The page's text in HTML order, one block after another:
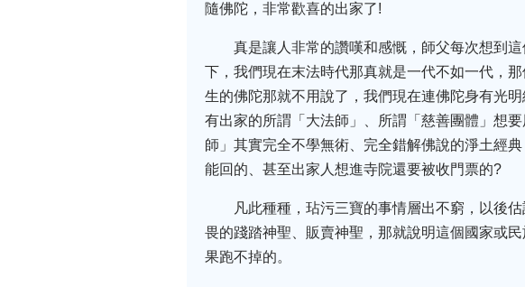
隨佛陀，非常歡喜的出家了!
真是讓人非常的讚嘆和感慨，師父每次想到
下，我們現在末法時代那真就是一代不如一代，
生的佛陀那就不用說了，我們現在連佛陀身有光
有出家的所謂「大法師」、所謂「慈善團體」想
師」其實完全不學無術、完全錯解佛說的淨土經
能回的、甚至出家人想進寺院還要被收門票的?
凡此種種，玷污三寶的事情層出不窮，以後
畏的踐踏神聖、販賣神聖，那就說明這個國家或
果跑不掉的。